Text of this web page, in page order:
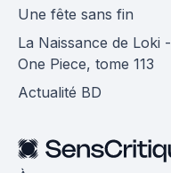
Une fête sans fin
La Naissance de Loki -
One Piece, tome 113
Actualité BD